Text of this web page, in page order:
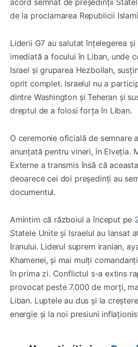
acord semnat de președinții
de la proclamarea Republicii
Liderii G7 au salutat înțelegerea
imediată a focului în Liban, unde
Israel și gruparea Hezbollah,
oprit complet. Israelul nu a
dintre Washington și Teheran și
dreptul de a folosi forța în Liban.
O ceremonie oficială de semnare
anunțată pentru vineri, în Elveția.
Externe a transmis însă că
deoarece cei doi președinți au
documentul.
Amintim că războiul a început pe
Statele Unite și Israelul au lansat
Iranului. Liderul suprem iranian,
Khamenei, și mai mulți
în prima zi. Conflictul s-a extins
provocat peste 7.000 de morți,
Liban. Luptele au dus și la
energie și la noi presiuni